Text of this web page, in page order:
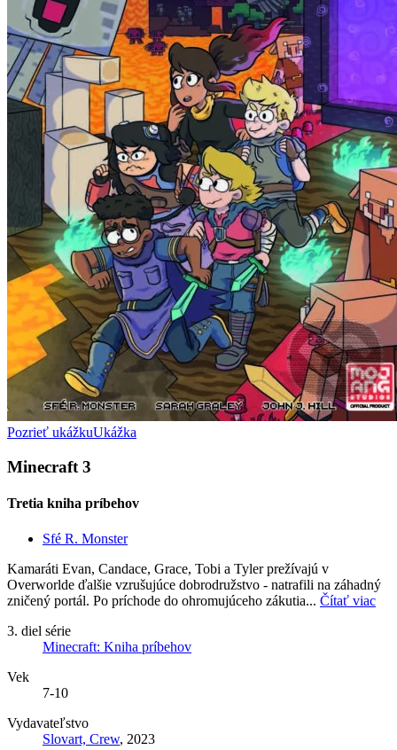
Pozrieť ukážkuUkážka
Minecraft 3
Tretia kniha príbehov
Sfé R. Monster
Kamaráti Evan, Candace, Grace, Tobi a Tyler prežívajú v
Overworlde ďalšie vzrušujúce dobrodružstvo - natrafili na záhadný
zničený portál. Po príchode do ohromujúceho zákutia... Čítať viac
3. diel série
Minecraft: Kniha príbehov
Vek
7-10
Vydavateľstvo
Slovart, Crew, 2023